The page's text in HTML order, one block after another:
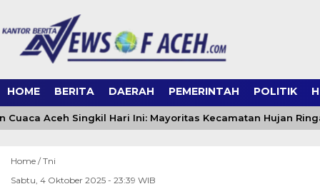
HOME BERITA DAERAH PEMERINTAH POLITIK
Cuaca Aceh Singkil Hari Ini: Mayoritas Kecamatan Hujan
Home /Tni
Sabtu, 4 Oktober 2025 - 23:39 WIB